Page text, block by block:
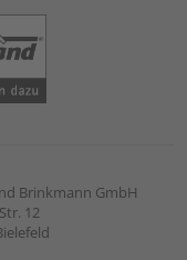
Brinkmann GmbH
12